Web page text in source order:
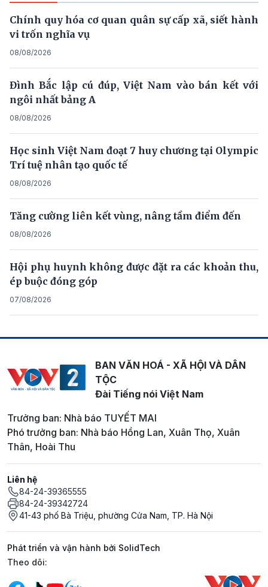
Chính quy hóa cơ quan quân sự cấp xã, siết hành
vi trốn nghĩa vụ
08/08/2026
Đình Bắc lập cú đúp, Việt Nam vào bán kết với
ngôi nhất bảng A
08/08/2026
Học sinh Việt Nam đoạt 7 huy chương tại Olympic
Trí tuệ nhân tạo quốc tế
08/08/2026
Tăng cường liên kết vùng, nâng tầm điểm đến
08/08/2026
Hội phụ huynh không được đặt ra các khoản thu,
ép buộc đóng góp
07/08/2026
BAN VĂN HOÁ - XÃ HỘI VÀ DÂN
TỘC
Đài Tiếng nói Việt Nam
Trưởng ban: Nhà báo TUYẾT MAI
Phó trưởng ban: Nhà báo Hồng Lan, Xuân Thọ, Xuân
Thân, Hoài Thu
Liên hệ
84-24-39365555
84-24-39342724
41-43 phố Bà Triệu, phường Cửa Nam, TP. Hà Nội
Phát triển và vận hành bởi SolidTech
Mạng xã hội
Theo dõi: